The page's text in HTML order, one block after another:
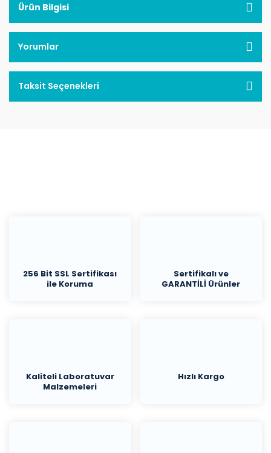
Ürün Bilgisi
Yorumlar
Taksit Seçenekleri
256 Bit SSL Sertifikası
ile Koruma
Sertifikalı ve
GARANTİLİ Ürünler
Kaliteli Laboratuvar
Malzemeleri
Hızlı Kargo